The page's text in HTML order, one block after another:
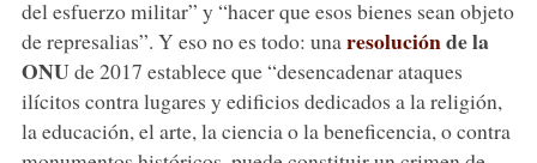
del esfuerzo militar” y “hacer que esos bienes sean objeto
de represalias”. Y eso no es todo: una resoluciónde la
ONUde 2017 establece que “desencadenar ataques
ilícitos contra lugares y edificios dedicados a la religión,
la educación, el arte, la ciencia o la beneficencia, o contra